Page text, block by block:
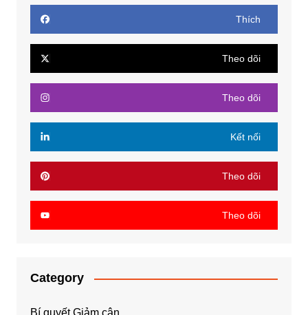
Thích
Theo dõi
Theo dõi
Kết nối
Theo dõi
Theo dõi
Category
Bí quyết Giảm cân